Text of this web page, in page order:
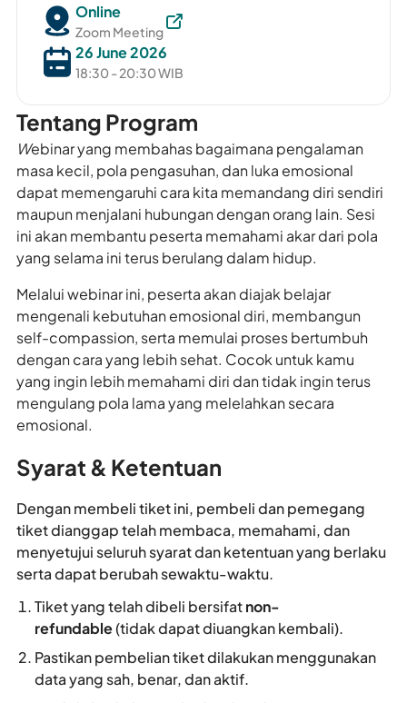
Online
Zoom Meeting
26 June 2026
18:30 - 20:30 WIB
Tentang Program
Webinar yang membahas bagaimana pengalaman
masa kecil, pola pengasuhan, dan luka emosional
dapat memengaruhi cara kita memandang diri sendiri
maupun menjalani hubungan dengan orang lain. Sesi
ini akan membantu peserta memahami akar dari pola
yang selama ini terus berulang dalam hidup.
Melalui webinar ini, peserta akan diajak belajar
mengenali kebutuhan emosional diri, membangun
self-compassion, serta memulai proses bertumbuh
dengan cara yang lebih sehat. Cocok untuk kamu
yang ingin lebih memahami diri dan tidak ingin terus
mengulang pola lama yang melelahkan secara
emosional.
Syarat & Ketentuan
Dengan membeli tiket ini, pembeli dan pemegang
tiket dianggap telah membaca, memahami, dan
menyetujui seluruh syarat dan ketentuan yang berlaku
serta dapat berubah sewaktu-waktu.
Tiket yang telah dibeli bersifatnon-
refundable(tidak dapat diuangkan kembali).
Pastikan pembelian tiket dilakukan menggunakan
data yang sah, benar, dan aktif.